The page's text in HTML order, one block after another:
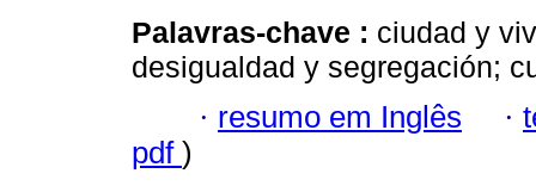
Palavras-chave : ciudad y
desigualdad y segregación;
· resumo em Inglês ·
pdf )